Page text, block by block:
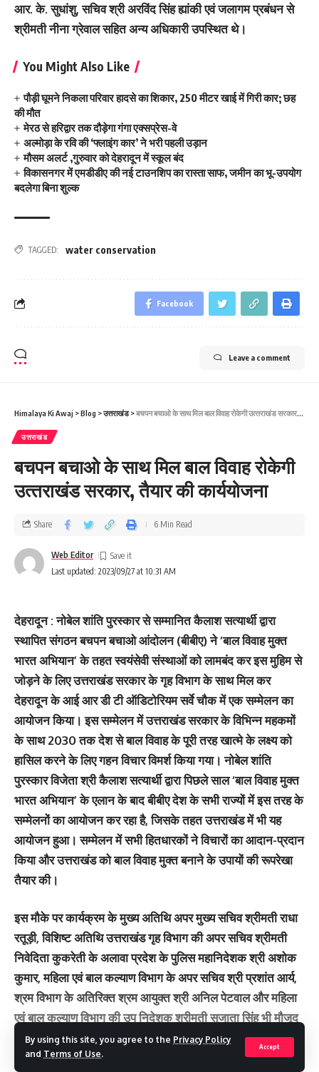
By using this site, you agree to the Privacy Policy
and Terms of Use.
Accept
आर. के. सुधांशु, सचिव श्री अरविंद सिंह ह्यांकी एवं जलागम प्रबंधन से
श्रीमती नीना ग्रेवाल सहित अन्य अधिकारी उपस्थित थे।
You Might Also Like
पौड़ी घूमने निकला परिवार हादसे का शिकार, 250 मीटर खाई में गिरी कार; छह
की मौत
मेरठ से हरिद्वार तक दौड़ेगा गंगा एक्सप्रेस-वे
अल्मोड़ा के रवि की ‘फ्लाइंग कार’ ने भरी पहली उड़ान
मौसम अलर्ट ,गुरुवार को देहरादून में स्कूल बंद
विकासनगर में एमडीडीए की नई टाउनशिप का रास्ता साफ, जमीन का भू-उपयोग
बदलेगा बिना शुल्क
TAGGED: water conservation
Facebook
Leave a comment
Himalaya Ki Awaj >Blog >उत्तराखंड>बचपन बचाओ के साथ मिल बाल विवाह रोकेगी उत्‍तराखंड सरकार, तैयार की कार्ययोजना
उत्तराखंड
बचपन बचाओ के साथ मिल बाल विवाह रोकेगी
उत्‍तराखंड सरकार, तैयार की कार्ययोजना
Last updated: 2023/09/27 at 10:31 AM
Web Editor
Share 6 Min Read
देहरादून : नोबेल शांति पुरस्कार से सम्मानित कैलाश सत्यार्थी द्वारा
स्थापित संगठन बचपन बचाओ आंदोलन (बीबीए) ने ‘बाल विवाह मुक्त
भारत अभियान’ के तहत स्वयंसेवी संस्थाओं को लामबंद कर इस मुहिम से
जोड़ने के लिए उत्तराखंड सरकार के गृह विभाग के साथ मिल कर
देहरादून के आई आर डी टी ऑडिटोरियम सर्वे चौक में एक सम्मेलन का
आयोजन किया। इस सम्मेलन में उत्तराखंड सरकार के विभिन्न महकमों
के साथ 2030 तक देश से बाल विवाह के पूरी तरह खात्मे के लक्ष्य को
हासिल करने के लिए गहन विचार विमर्श किया गया। नोबेल शांति
पुरस्कार विजेता श्री कैलाश सत्यार्थी द्वारा पिछले साल ‘बाल विवाह मुक्त
भारत अभियान’ के एलान के बाद बीबीए देश के सभी राज्यों में इस तरह के
सम्मेलनों का आयोजन कर रहा है, जिसके तहत उत्तराखंड में भी यह
आयोजन हुआ। सम्मेलन में सभी हितधारकों ने विचारों का आदान-प्रदान
किया और उत्तराखंड को बाल विवाह मुक्त बनाने के उपायों की रूपरेखा
तैयार की।
इस मौके पर कार्यक्रम के मुख्य अतिथि अपर मुख्य सचिव श्रीमती राधा
रतूड़ी, विशिष्ट अतिथि उत्तराखंड गृह विभाग की अपर सचिव श्रीमती
निवेदिता कुकरेती के अलावा प्रदेश के पुलिस महानिदेशक श्री अशोक
कुमार, महिला एवं बाल कल्याण विभाग के अपर सचिव श्री प्रशांत आर्य,
श्रम विभाग के अतिरिक्त श्रम आयुक्त श्री अनिल पेटवाल और महिला
एवं बाल कल्याण विभाग की उप निदेशक श्रीमती सुजाता सिंह भी मौजूद
थीं।